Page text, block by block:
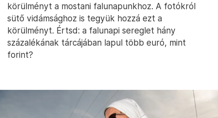
körülményt a mostani falunapunkhoz. A fotókról
sütő vidámsághoz is tegyük hozzá ezt a
körülményt. Értsd: a falunapi sereglet hány
százalékának tárcájában lapul több euró, mint
forint?